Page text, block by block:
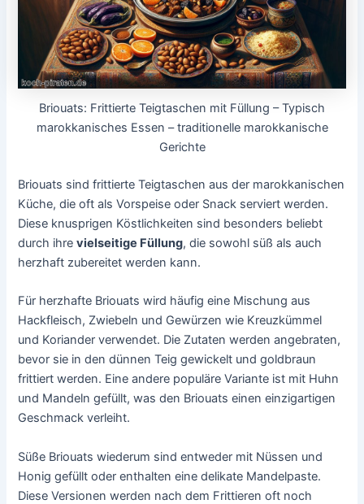
Briouats: Frittierte Teigtaschen mit Füllung – Typisch
marokkanisches Essen – traditionelle marokkanische
Gerichte
Briouats sind frittierte Teigtaschen aus der marokkanischen
Küche, die oft als Vorspeise oder Snack serviert werden.
Diese knusprigen Köstlichkeiten sind besonders beliebt
durch ihrevielseitige Füllung, die sowohl süß als auch
herzhaft zubereitet werden kann.
Für herzhafte Briouats wird häufig eine Mischung aus
Hackfleisch, Zwiebeln und Gewürzen wie Kreuzkümmel
und Koriander verwendet. Die Zutaten werden angebraten,
bevor sie in den dünnen Teig gewickelt und goldbraun
frittiert werden. Eine andere populäre Variante ist mit Huhn
und Mandeln gefüllt, was den Briouats einen einzigartigen
Geschmack verleiht.
Süße Briouats wiederum sind entweder mit Nüssen und
Honig gefüllt oder enthalten eine delikate Mandelpaste.
Diese Versionen werden nach dem Frittieren oft noch